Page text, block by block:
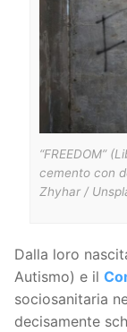
“FREEDOM”
cemento con
Zhyhar /
Dalla loro
Autismo) e il
sociosanitaria
decisamente